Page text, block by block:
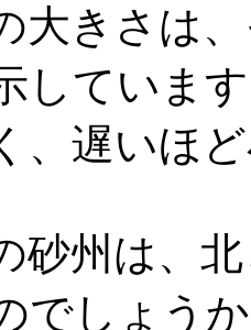
きさは
していま
、遅いほ
州は、
でしょう